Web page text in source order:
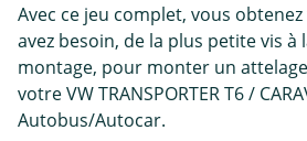
Avec ce jeu complet, vous
avez besoin, de la plus petite vis à
montage, pour monter un
votre VW TRANSPORTER T6 /
Autobus/Autocar.